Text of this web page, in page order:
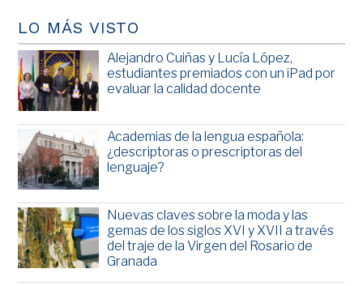
LO MÁS VISTO
Alejandro Cuiñas y Lucía López,
estudiantes premiados con un iPad por
evaluar la calidad docente
Academias de la lengua española:
¿descriptoras o prescriptoras del
lenguaje?
Nuevas claves sobre la moda y las
gemas de los siglos XVI y XVII a través
del traje de la Virgen del Rosario de
Granada